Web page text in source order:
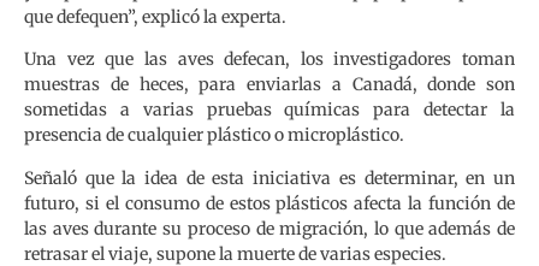
que defequen”, explicó la experta.
Una vez que las aves defecan, los investigadores toman
muestras de heces, para enviarlas a Canadá, donde son
sometidas a varias pruebas químicas para detectar la
presencia de cualquier plástico o microplástico.
Señaló que la idea de esta iniciativa es determinar, en un
futuro, si el consumo de estos plásticos afecta la función de
las aves durante su proceso de migración, lo que además de
retrasar el viaje, supone la muerte de varias especies.